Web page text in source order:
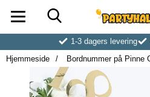
Startsiden
1-3 dagers levering
Hjemmeside
Bordnummer på Pinne